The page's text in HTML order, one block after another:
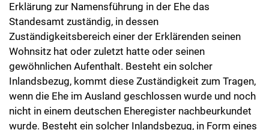
Erklärung zur Namensführung in der Ehe das
Standesamt zuständig, in dessen
Zuständigkeitsbereich einer der Erklärenden seinen
Wohnsitz hat oder zuletzt hatte oder seinen
gewöhnlichen Aufenthalt. Besteht ein solcher
Inlandsbezug, kommt diese Zuständigkeit zum Tragen,
wenn die Ehe im Ausland geschlossen wurde und noch
nicht in einem deutschen Eheregister nachbeurkundet
wurde. Besteht ein solcher Inlandsbezug, in Form eines